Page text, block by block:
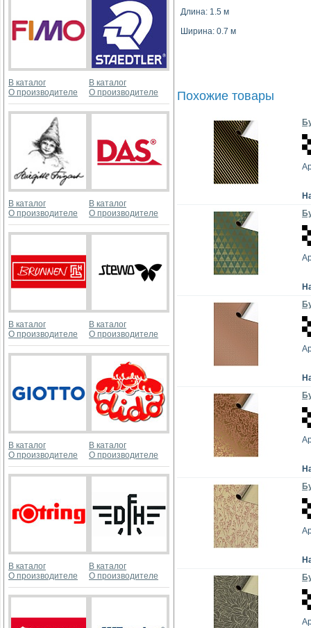
В каталог
О производителе
В каталог
О производителе
В каталог
О производителе
В каталог
О производителе
В каталог
О производителе
В каталог
О производителе
В каталог
О производителе
В каталог
О производителе
В каталог
О производителе
В каталог
О производителе
Длина: 1.5 м
Ширина: 0.7 м
Похожие товары